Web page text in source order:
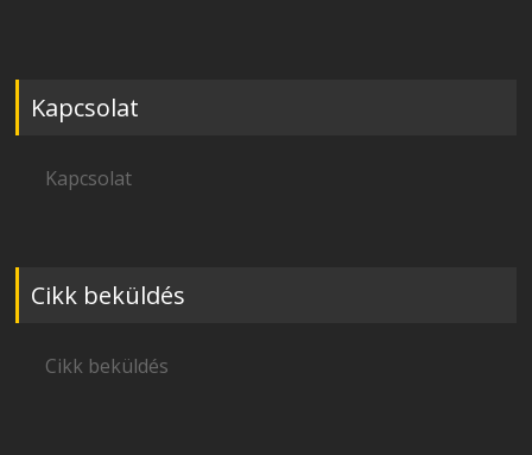
Kapcsolat
Kapcsolat
Cikk beküldés
Cikk beküldés